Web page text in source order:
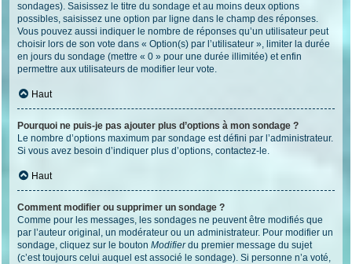
sondages). Saisissez le titre du sondage et au moins deux options
possibles, saisissez une option par ligne dans le champ des réponses.
Vous pouvez aussi indiquer le nombre de réponses qu’un utilisateur peut
choisir lors de son vote dans « Option(s) par l’utilisateur », limiter la durée
en jours du sondage (mettre « 0 » pour une durée illimitée) et enfin
permettre aux utilisateurs de modifier leur vote.
Haut
Pourquoi ne puis-je pas ajouter plus d’options à mon sondage ?
Le nombre d’options maximum par sondage est défini par l’administrateur.
Si vous avez besoin d’indiquer plus d’options, contactez-le.
Haut
Comment modifier ou supprimer un sondage ?
Comme pour les messages, les sondages ne peuvent être modifiés que
par l’auteur original, un modérateur ou un administrateur. Pour modifier un
sondage, cliquez sur le bouton Modifierdu premier message du sujet
(c’est toujours celui auquel est associé le sondage). Si personne n’a voté,